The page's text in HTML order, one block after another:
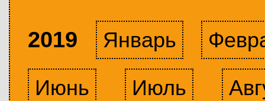
2019 Январь
Июнь
Июль